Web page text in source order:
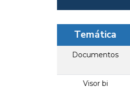
Temática
Documentos
Visor bi